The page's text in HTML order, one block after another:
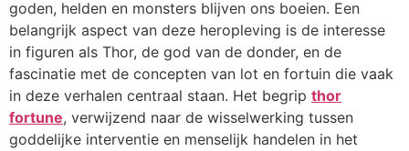
goden, helden en monsters blijven ons boeien. Een
belangrijk aspect van deze heropleving is de interesse
in figuren als Thor, de god van de donder, en de
fascinatie met de concepten van lot en fortuin die vaak
in deze verhalen centraal staan. Het begrip thor
fortune, verwijzend naar de wisselwerking tussen
goddelijke interventie en menselijk handelen in het